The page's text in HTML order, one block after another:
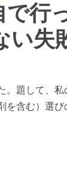
行
い失
題して、
含む）選